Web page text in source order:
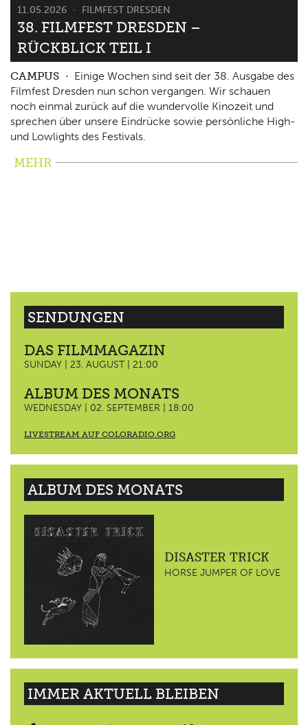
11.05.2026 FILMFEST DRESDEN
38. FILMFEST DRESDEN –
RÜCKBLICK TEIL I
CAMPUS
Einige Wochen sind seit der 38. Ausgabe des
Filmfest Dresden nun schon vergangen. Wir schauen
noch einmal zurück auf die wundervolle Kinozeit und
sprechen über unsere Eindrücke sowie persönliche High-
und Lowlights des Festivals.
MEHR
SENDUNGEN
DAS FILMMAGAZIN
SUNDAY | 23. AUGUST | 21:00
ALBUM DES MONATS
WEDNESDAY | 02. SEPTEMBER | 18:00
LIVESTREAM AUF COLORADIO.ORG
ALBUM DES MONATS
DISASTER TRICK
HORSE JUMPER OF LOVE
IMMER AKTUELL BLEIBEN